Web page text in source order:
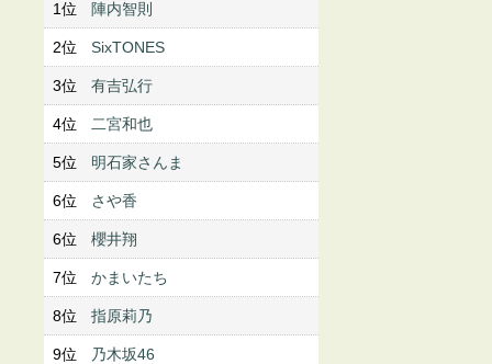
1位 陣内智則
2位 SixTONES
3位 有吉弘行
4位 二宮和也
5位 明石家さんま
6位 さや香
6位 櫻井翔
7位 かまいたち
8位 指原莉乃
9位 乃木坂46